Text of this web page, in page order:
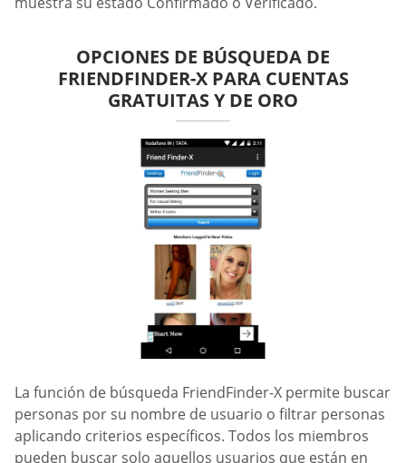
OPCIONES DE BÚSQUEDA DE
FRIENDFINDER-X PARA CUENTAS
GRATUITAS Y DE ORO
La función de búsqueda FriendFinder-X permite buscar
personas por su nombre de usuario o filtrar personas
aplicando criterios específicos. Todos los miembros
pueden buscar solo aquellos usuarios que están en